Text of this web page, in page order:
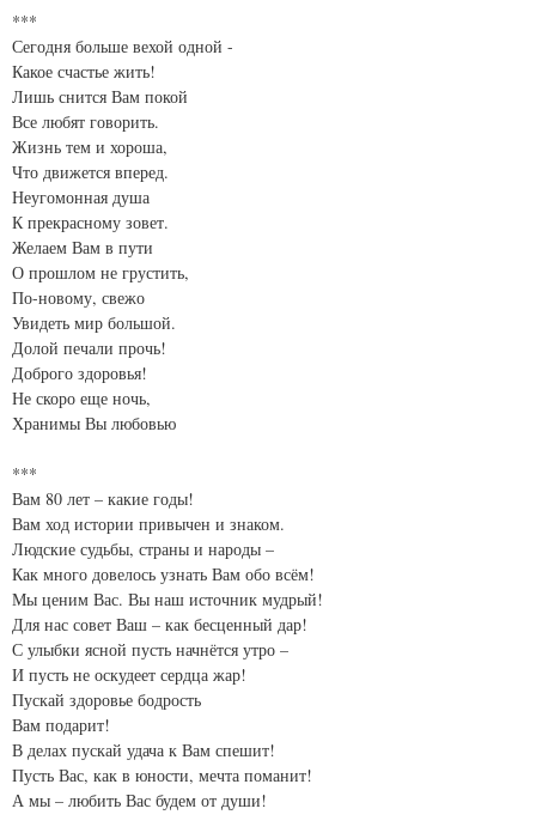
***
Сегодня больше вехой одной -
Какое счастье жить!
Лишь снится Вам покой
Все любят говорить.
Жизнь тем и хороша,
Что движется вперед.
Неугомонная душа
К прекрасному зовет.
Желаем Вам в пути
О прошлом не грустить,
По-новому, свежо
Увидеть мир большой.
Долой печали прочь!
Доброго здоровья!
Не скоро еще ночь,
Хранимы Вы любовью
***
Вам 80 лет – какие годы!
Вам ход истории привычен и знаком.
Людские судьбы, страны и народы –
Как много довелось узнать Вам обо всём!
Мы ценим Вас. Вы наш источник мудрый!
Для нас совет Ваш – как бесценный дар!
С улыбки ясной пусть начнётся утро –
И пусть не оскудеет сердца жар!
Пускай здоровье бодрость
Вам подарит!
В делах пускай удача к Вам спешит!
Пусть Вас, как в юности, мечта поманит!
А мы – любить Вас будем от души!